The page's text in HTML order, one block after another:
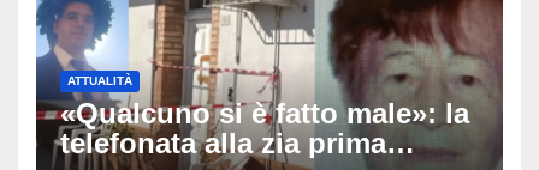
ATTUALITÀ
«Qualcuno si è fatto male»: la
telefonata alla zia prima